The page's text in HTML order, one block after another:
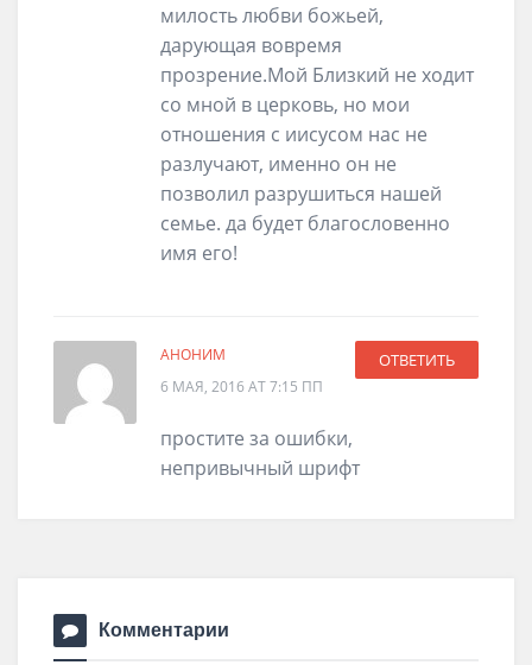
милость любви божьей,
дарующая вовремя
прозрение.Мой Близкий не ходит
со мной в церковь, но мои
отношения с иисусом нас не
разлучают, именно он не
позволил разрушиться нашей
семье. да будет благословенно
имя его!
АНОНИМ
6 МАЯ, 2016 AT 7:15 ПП
ОТВЕТИТЬ
простите за ошибки,
непривычный шрифт
Комментарии